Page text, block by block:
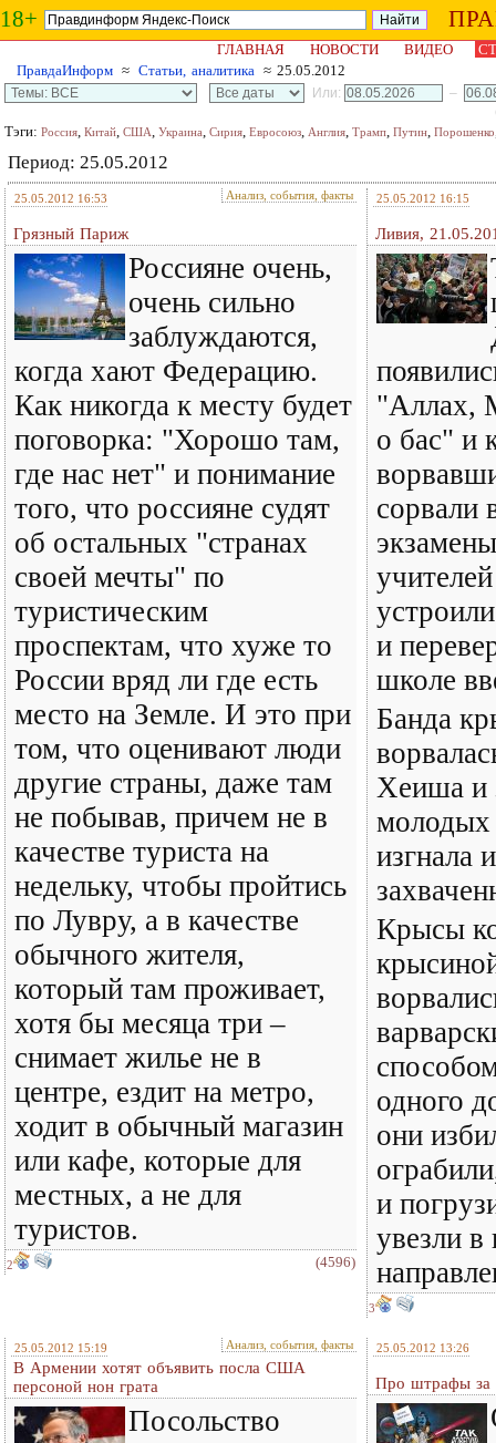
18+
ГЛАВНАЯ НОВОСТИ ВИДЕО
ПравдаИнформ ≈ Статьи, аналитика ≈ 25.05.2012
Или:
–
Тэги: Россия, Китай, США, Украина, Сирия, Евросоюз, Англия, Трамп, Путин, Порошенко
Период: 25.05.2012
25.05.2012 16:53 Анализ, события, факты
Грязный Париж
Россияне очень,
очень сильно
заблуждаются,
когда хают Федерацию.
Как никогда к месту будет
поговорка: "Хорошо там,
где нас нет" и понимание
того, что россияне судят
об остальных "странах
своей мечты" по
туристическим
проспектам, что хуже то
России вряд ли где есть
место на Земле. И это при
том, что оценивают люди
другие страны, даже там
не побывав, причем не в
качестве туриста на
недельку, чтобы пройтись
по Лувру, а в качестве
обычного жителя,
который там проживает,
хотя бы месяца три –
снимает жилье не в
центре, ездит на метро,
ходит в обычный магазин
или кафе, которые для
местных, а не для
туристов.
2 (4596)
25.05.2012 16:15
Ливия,
"Аллах,
о бас" и
сорвали
и
школе
Банда
Хеиша и
изгнала
Крысы
одного
они
и
увезли в
3
25.05.2012 15:19 Анализ, события, факты
В Армении хотят объявить посла США
персоной нон грата
Посольство
25.05.2012 13:26
Про штрафы за